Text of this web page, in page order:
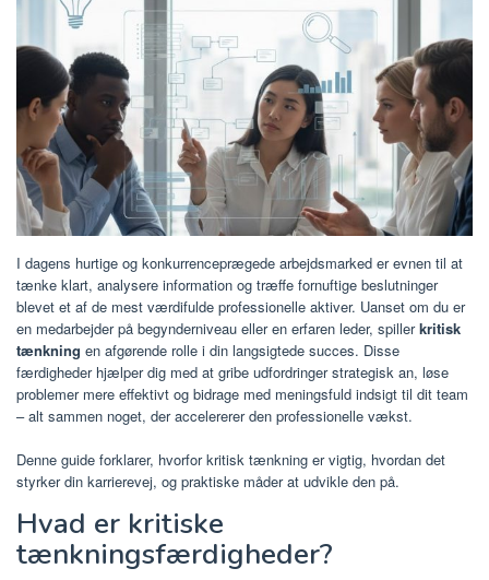
I dagens hurtige og konkurrenceprægede arbejdsmarked er evnen til at
tænke klart, analysere information og træffe fornuftige beslutninger
blevet et af de mest værdifulde professionelle aktiver. Uanset om du er
en medarbejder på begynderniveau eller en erfaren leder, spillerkritisk
tænkning en afgørende rolle i din langsigtede succes. Disse
færdigheder hjælper dig med at gribe udfordringer strategisk an, løse
problemer mere effektivt og bidrage med meningsfuld indsigt til dit team
– alt sammen noget, der accelererer den professionelle vækst.
Denne guide forklarer, hvorfor kritisk tænkning er vigtig, hvordan det
styrker din karrierevej, og praktiske måder at udvikle den på.
Hvad er kritiske
tænkningsfærdigheder?